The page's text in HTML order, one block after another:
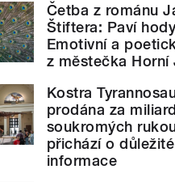
Četba z románu
Štiftera: Paví
Emotivní a
z městečka Horní
Kostra
prodána za
soukromých
přichází o důležité
informace